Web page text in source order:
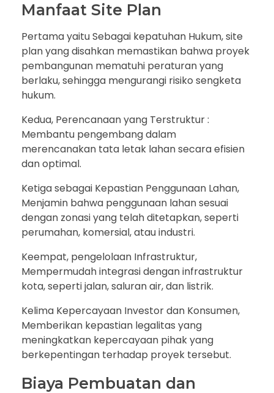
Manfaat Site Plan
Pertama yaitu Sebagai kepatuhan Hukum, site
plan yang disahkan memastikan bahwa proyek
pembangunan mematuhi peraturan yang
berlaku, sehingga mengurangi risiko sengketa
hukum.
Kedua, Perencanaan yang Terstruktur:
Membantu pengembang dalam
merencanakan tata letak lahan secara efisien
dan optimal.
Ketiga sebagai Kepastian Penggunaan Lahan,
Menjamin bahwa penggunaan lahan sesuai
dengan zonasi yang telah ditetapkan, seperti
perumahan, komersial, atau industri.
Keempat, pengelolaan Infrastruktur,
Mempermudah integrasi dengan infrastruktur
kota, seperti jalan, saluran air, dan listrik.
Kelima Kepercayaan Investor dan Konsumen,
Memberikan kepastian legalitas yang
meningkatkan kepercayaan pihak yang
berkepentingan terhadap proyek tersebut.
Biaya Pembuatan dan